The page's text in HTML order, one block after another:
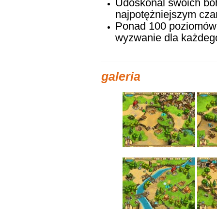
Udoskonal swoich
najpotężniejszym
Ponad 100
wyzwanie dla
galeria